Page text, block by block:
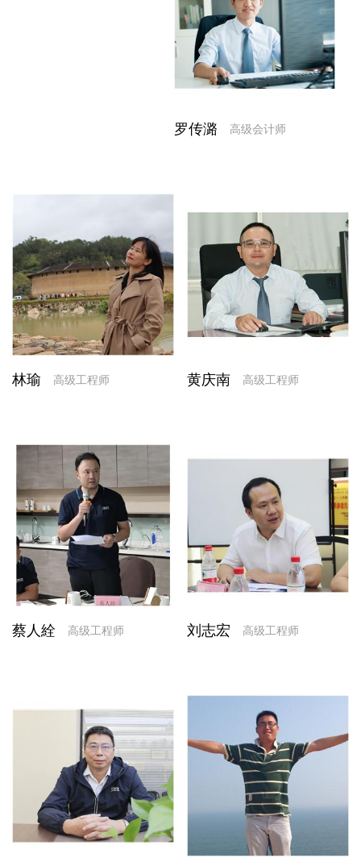
罗传潞 高级会计师
黄庆南 高级工程师
林瑜 高级工程师
刘志宏 高级工程师
蔡人絟 高级工程师